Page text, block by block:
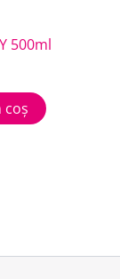
500ml
coș